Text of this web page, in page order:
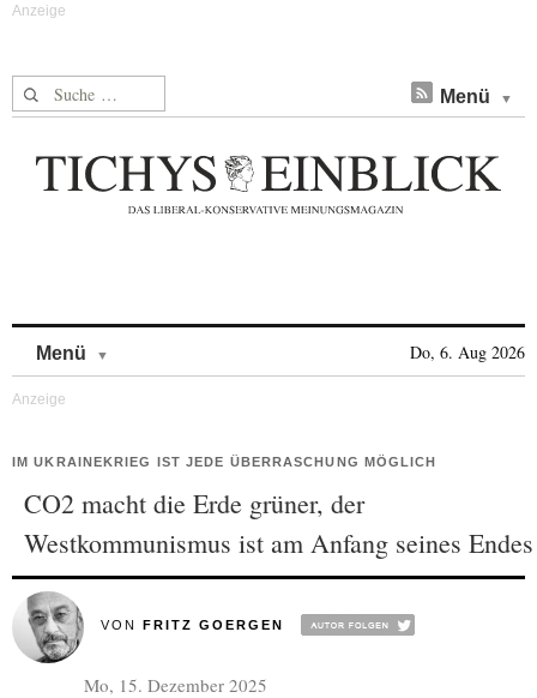
Suche nach: Menü
Menü Do, 6. Aug 2026
IM UKRAINEKRIEG IST JEDE ÜBERRASCHUNG MÖGLICH
CO2 macht die Erde grüner, der
Westkommunismus ist am Anfang seines Endes
VON FRITZ GOERGEN
Mo, 15. Dezember 2025